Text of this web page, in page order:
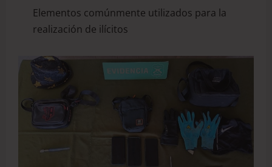
Elementos comúnmente utilizados para la
realización de ilícitos